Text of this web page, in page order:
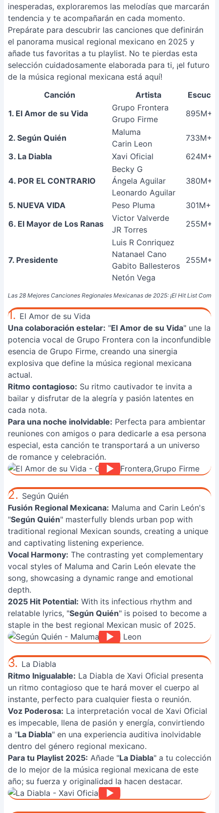
inesperadas, exploraremos las melodías que marcarán
tendencia y te acompañarán en cada momento.
Prepárate para descubrir las canciones que definirán
el panorama musical regional mexicano en 2025 y
añade tus favoritas a tu playlist. No te pierdas esta
selección cuidadosamente elaborada para ti, ¡el futuro
de la música regional mexicana está aquí!
Las 28 Mejores Canciones Regionales Mexicanas de 2025: ¡El Hit List
Canción Artista
1. El Amor de su Vida
Grupo Frontera
Grupo Firme
895M+
2. Según Quién
Maluma
Carin Leon
733M+
3. La Diabla
Xavi Oficial 624M+
4. POR EL CONTRARIO
Becky G
Ángela Aguilar
Leonardo Aguilar
380M+
5. NUEVA VIDA Peso Pluma
301M+
6. El Mayor de Los Ranas
Victor Valverde
JR Torres
255M+
7. Presidente
Luis R Conriquez
Natanael Cano
Gabito Ballesteros
Netón Vega
255M+
1. El Amor de su Vida
Una colaboración estelar: "El Amor de su Vida" une la
potencia vocal de Grupo Frontera con la inconfundible
esencia de Grupo Firme, creando una sinergia
explosiva que define la música regional mexicana
actual.
Ritmo contagioso: Su ritmo cautivador te invita a
bailar y disfrutar de la alegría y pasión latentes en
cada nota.
Para una noche inolvidable: Perfecta para ambientar
reuniones con amigos o para dedicarle a esa persona
especial, esta canción te transportará a un universo
de romance y celebración.
2. Según Quién
Fusión Regional Mexicana: Maluma and Carin León's
"Según Quién" masterfully blends urban pop with
traditional regional Mexican sounds, creating a unique
and captivating listening experience.
Vocal Harmony: The contrasting yet complementary
vocal styles of Maluma and Carin León elevate the
song, showcasing a dynamic range and emotional
depth.
2025 Hit Potential: With its infectious rhythm and
relatable lyrics, "Según Quién" is poised to become a
staple in the best regional Mexican music of 2025.
3. La Diabla
Ritmo Inigualable: La Diabla de Xavi Oficial presenta
un ritmo contagioso que te hará mover el cuerpo al
instante, perfecto para cualquier fiesta o reunión.
Voz Poderosa: La interpretación vocal de Xavi Oficial
es impecable, llena de pasión y energía, convirtiendo
a "La Diabla" en una experiencia auditiva inolvidable
dentro del género regional mexicano.
Para tu Playlist 2025: Añade "La Diabla" a tu colección
de lo mejor de la música regional mexicana de este
año; su fuerza y originalidad la hacen destacar.